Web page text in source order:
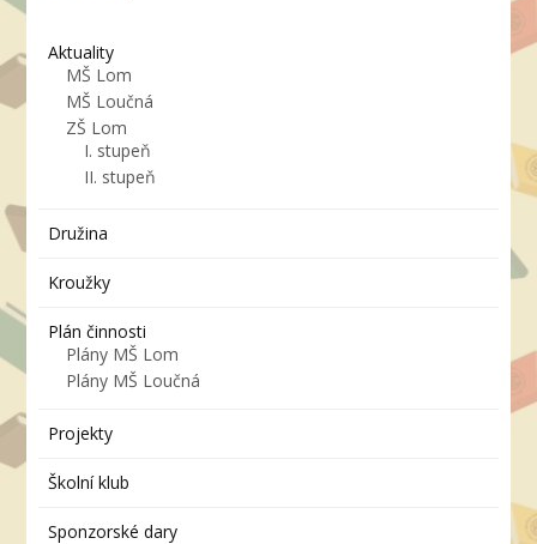
Aktuality
MŠ Lom
MŠ Loučná
ZŠ Lom
I. stupeň
II. stupeň
Družina
Kroužky
Plán činnosti
Plány MŠ Lom
Plány MŠ Loučná
Projekty
Školní klub
Sponzorské dary